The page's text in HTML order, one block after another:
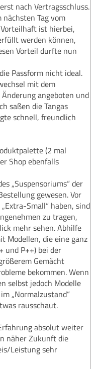
nach Vertragsschluss.
Tag vom
ist hierbei,
werden können,
Vorteil durfte nun
Passform nicht ideal.
mit dem
angeboten und
saßen die Tangas
schnell, freundlich
(2 mal
Shop ebenfalls
„Suspensoriums“ der
gewesen. Vor
Small“ haben, sind
zu tragen,
mehr sehen. Abhilfe
Modellen, die eine ganz
und P++) bei der
Gemächt
bekommen. Wenn
selbst jedoch Modelle
„Normalzustand“
rausschaut.
absolut weiter
näher Zukunft die
Leistung sehr